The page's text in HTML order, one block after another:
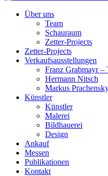
Über uns
Team
Schauraum
Zetter-Projects
Zetter-Projects
Verkaufsausstellungen
Franz Grabmayr –
Hermann Nitsch
Markus
Künstler
Künstler
Malerei
Bildhauerei
Design
Ankauf
Messen
Publikationen
Kontakt